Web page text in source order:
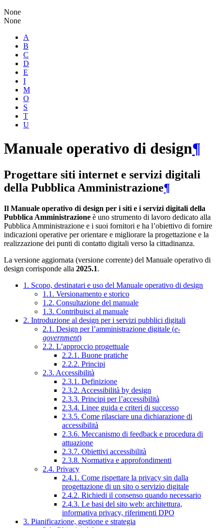
None
None
A
B
C
D
E
I
M
O
S
T
U
Manuale operativo di design¶
Progettare siti internet e servizi digitali
della Pubblica Amministrazione¶
Il Manuale operativo di design per i siti e i servizi digitali della
Pubblica Amministrazione è uno strumento di lavoro dedicato alla
Pubblica Amministrazione e i suoi fornitori e ha l’obiettivo di fornire
indicazioni operative per orientare e migliorare la progettazione e la
realizzazione dei punti di contatto digitali verso la cittadinanza.
La versione aggiornata (versione corrente) del Manuale operativo di
design corrisponde alla 2025.1.
1. Scopo, destinatari e uso del Manuale operativo di design
1.1. Versionamento e storico
1.2. Consultazione del manuale
1.3. Contribuisci al manuale
2. Introduzione al design per i servizi pubblici digitali
2.1. Design per l’amministrazione digitale (e-
government)
2.2. L’approccio progettuale
2.2.1. Buone pratiche
2.2.2. Principi
2.3. Accessibilità
2.3.1. Definizione
2.3.2. Accessibilità by design
2.3.3. Principi per l’accessibilità
2.3.4. Linee guida e criteri di successo
2.3.5. Come rilasciare una dichiarazione di
accessibilità
2.3.6. Meccanismo di feedback e procedura di
attuazione
2.3.7. Obiettivi accessibilità
2.3.8. Normativa e approfondimenti
2.4. Privacy
2.4.1. Come rispettare la privacy sin dalla
progettazione di un sito o servizio digitale
2.4.2. Richiedi il consenso quando necessario
2.4.3. Le basi del sito web: architettura,
informativa privacy, riferimenti DPO
3. Pianificazione, gestione e strategia